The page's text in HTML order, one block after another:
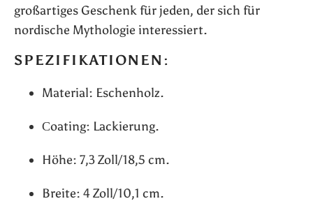
großartiges Geschenk für jeden, der sich für
nordische Mythologie interessiert.
SPEZIFIKATIONEN:
Material: Eschenholz.
Сoating: Lackierung.
Höhe: 7,3 Zoll/18,5 cm.
Breite: 4 Zoll/10,1 cm.